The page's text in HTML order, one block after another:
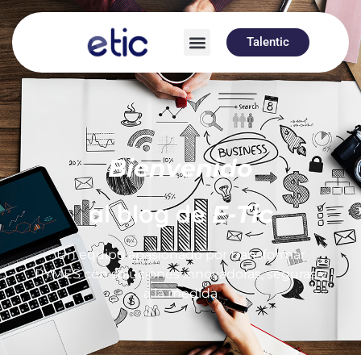
Talentic
Bienvenido
al blog deE-Tic
Un equipo apasionado por transformar
PYMES con soluciones innovadoras, seguras y
a la medida